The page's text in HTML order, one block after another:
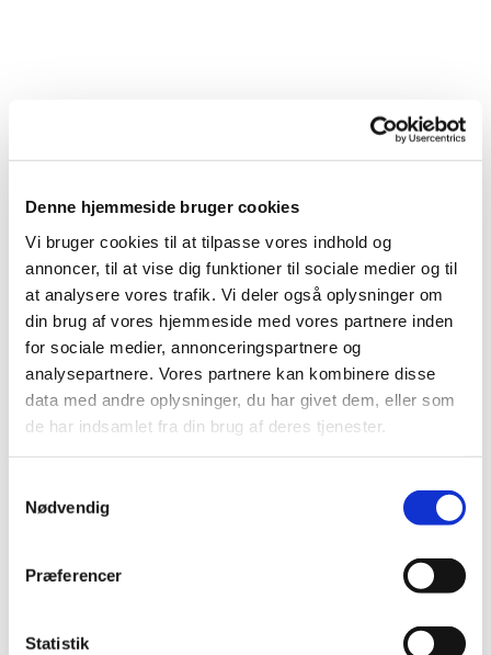
Denne hjemmeside bruger cookies
Vi bruger cookies til at tilpasse vores indhold og
annoncer, til at vise dig funktioner til sociale medier og til
at analysere vores trafik. Vi deler også oplysninger om
din brug af vores hjemmeside med vores partnere inden
for sociale medier, annonceringspartnere og
analysepartnere. Vores partnere kan kombinere disse
data med andre oplysninger, du har givet dem, eller som
de har indsamlet fra din brug af deres tjenester.
Nødvendig
Præferencer
Statistik
Du vil måske også kunne
lide...